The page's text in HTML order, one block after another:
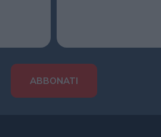
ABBONATI